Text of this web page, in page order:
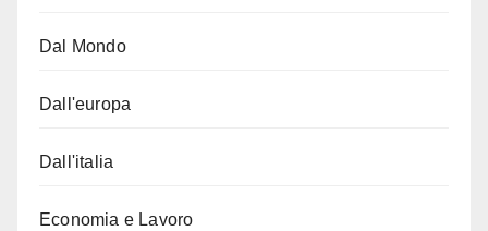
Dal Mondo
Dall'europa
Dall'italia
Economia e Lavoro